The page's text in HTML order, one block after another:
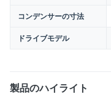
コンデンサーの寸法
ドライブモデル
製品のハイライト